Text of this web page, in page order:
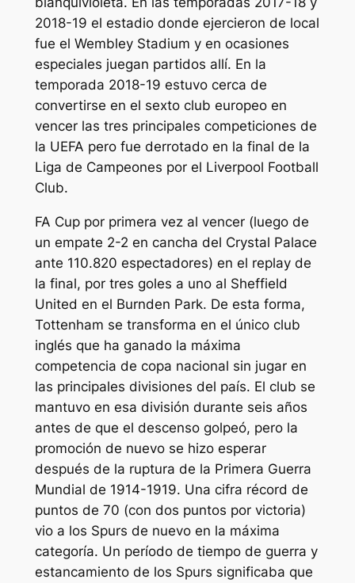
2018-19 el estadio donde ejercieron de local
fue el Wembley Stadium y en ocasiones
especiales juegan partidos allí. En la
temporada 2018-19 estuvo cerca de
convertirse en el sexto club europeo en
vencer las tres principales competiciones de
la UEFA pero fue derrotado en la final de la
Liga de Campeones por el Liverpool Football
Club.
FA Cup por primera vez al vencer (luego de
un empate 2-2 en cancha del Crystal Palace
ante 110.820 espectadores) en el replay de
la final, por tres goles a uno al Sheffield
United en el Burnden Park. De esta forma,
Tottenham se transforma en el único club
inglés que ha ganado la máxima
competencia de copa nacional sin jugar en
las principales divisiones del país. El club se
mantuvo en esa división durante seis años
antes de que el descenso golpeó, pero la
promoción de nuevo se hizo esperar
después de la ruptura de la Primera Guerra
Mundial de 1914-1919. Una cifra récord de
puntos de 70 (con dos puntos por victoria)
vio a los Spurs de nuevo en la máxima
categoría. Un período de tiempo de guerra y
estancamiento de los Spurs significaba que